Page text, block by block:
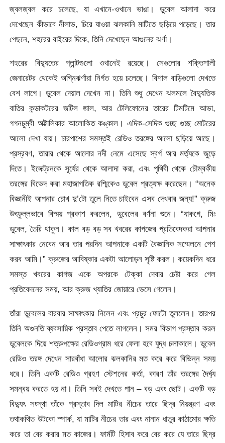
জ্বলজ্বল করে চলেছে, যা এখানে-ওখানে ভাঙা। ডুবেল আলাদা করে
দেখেছেন কীভাবে নীলাভ, চিরে যাওয়া ঝলকানি মাটিতে ছড়িয়ে পড়েছে। তার
পেছনে, শহরের বাইরের দিকে, তিনি দেখেছেন আগুনের ঝর্ণা।
শহরের বিদ্যুতের প্লান্টগুলো ওখানেই রয়েছে। সেগুলোর শক্তিশালী
জেনারেটর থেকেই অগ্নিঝর্ণারা নির্গত হয়ে চলেছে। বিশাল বাড়িগুলো দেখতে
বেশ লাগে। ডুবেল দেয়াল দেখেন না। তিনি শুধু দেখেন ঝলমলে বৈদ্যুতিক
বাতির কন্ডাকটরের জটিল জাল, আর টেলিফোনের তারের টিমটিমে আভা,
গগনচুম্বী অট্টালিকার আলোকিত কঙ্কাল। এদিক-সেদিক গুচ্ছ গুচ্ছ মোটরের
আলো দেখা যায়। চারপাশের সমস্তই রেডিও তরঙ্গের আলো ছড়িয়ে আছে।
প্রস্রবণ, তারার থেকে আলোর নদী নেমে এসেছে স্বর্গ আর মর্ত্যকে জুড়ে
দিতে। ইলেক্ট্রনকে সূর্যের থেকে আলাদা করা, এবং পৃথিবী থেকে চৌম্বকীয়
তরঙ্গের বিভেদ করা মহাজাগতিক রশ্মিকেও ডুবেল প্রত্যক্ষ করেছেন। “অনেক
বিজ্ঞানীই আপনার চোখ দু’টো তুলে নিতে চাইবেন এসব দেখবার জন্য!” ক্রুজ
উৎফুল্লভাবে বিস্ময় প্রকাশ করলেন, ডুবেলের বর্ণনা শুনে। “যাকগে, মিঃ
ডুবেল, তৈরি থাকুন। কাল বড় বড় সব খবরের কাগজের প্রতিবেদকরা আপনার
সাক্ষাৎকার নেবেন আর তার পরদিন আপনাকে একটি বৈজ্ঞানিক সম্মেলনে পেশ
করব আমি।” ক্রুজের আবিষ্কার একটা আলোড়ন সৃষ্টি করল। কয়েকদিন ধরে
সমস্ত খবরের কাগজ একে অপরকে টেক্কা দেবার চেষ্টা করে গেল
প্রতিবেদনের সময়, আর ক্রুজ খ্যাতির জোয়ারে ভেসে গেলেন।
তাঁরা ডুবেলের বারবার সাক্ষাৎকার নিলেন এবং প্রচুর ফোটো তুললেন। তারপর
তিনি অগুনতি ব্যবসায়িক প্রস্তাব পেতে লাগলেন। সমর বিভাগ প্রস্তাব করল
ডুবেলকে দিয়ে শত্রুপক্ষের রেডিওগ্রাম ধরে ফেলা হবে যুদ্ধ চলাকালে। ডুবেল
রেডিও তরঙ্গ দেখেন সারবাঁধা আলোর ঝলকানির মত করে করে বিভিন্ন সময়
ধরে। তিনি একটি রেডিও গ্রহণ স্টেশনের কর্তা, কারণ তাঁর তরঙ্গের দৈর্ঘ্য
সমন্বয় করতে হয় না। তিনি সবই দেখতে পান – বড় এবং ছোট। একটি বড়
বিদ্যুৎ সংস্থা তাঁকে প্রস্তাব দিল মাটির নীচের তারে ছিদ্র নিয়ন্ত্রণ এবং
তথাকথিত উটকো স্পার্ক, যা মাটির নীচের তার এবং নানান ধাতুর কাঠামোর ক্ষতি
করে তা বের করার মত কাজের। ফার্মটি হিসাব করে বের করে যে তারে ছিদ্র